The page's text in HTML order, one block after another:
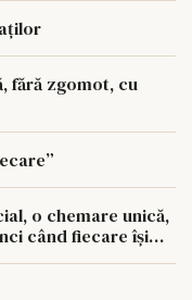
fără zgomot, cu
o chemare unică,
când fiecare își